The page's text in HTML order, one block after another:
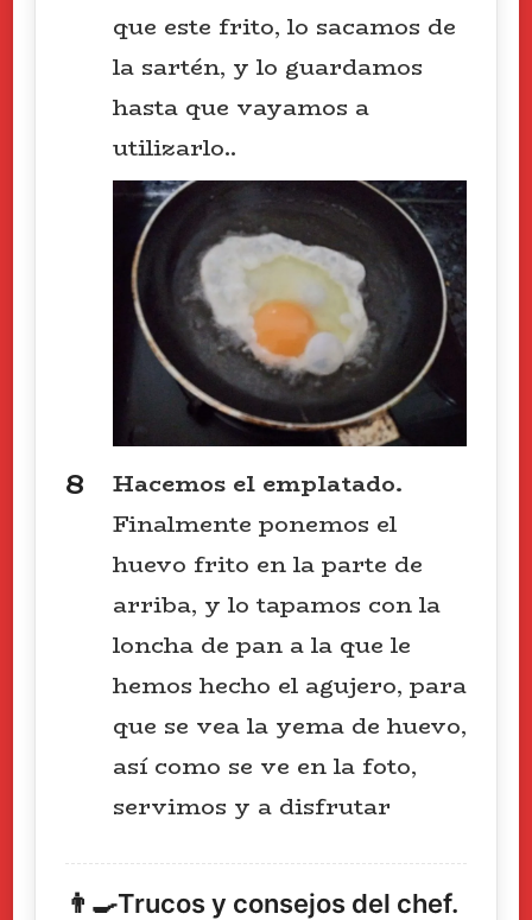
que este frito, lo sacamos de
la sartén, y lo guardamos
hasta que vayamos a
utilizarlo..
Hacemos el emplatado.
Finalmente ponemos el
huevo frito en la parte de
arriba, y lo tapamos con la
loncha de pan a la que le
hemos hecho el agujero, para
que se vea la yema de huevo,
así como se ve en la foto,
servimos y a disfrutar
👨‍🍳Trucos y consejos del chef.